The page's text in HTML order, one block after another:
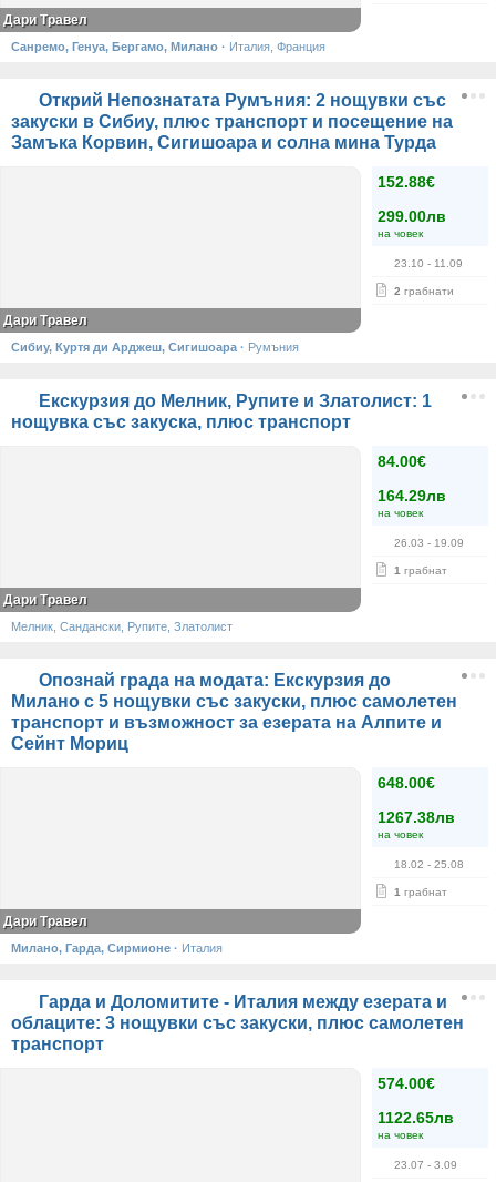
Дари Травел
Санремо, Генуа, Бергамо, Милано · Италия, Франция
Открий Непознатата Румъния: 2 нощувки със
закуски в Сибиу, плюс транспорт и посещение на
Замъка Корвин, Сигишоара и солна мина Турда
152.88€
299.00лв
на човек
23.10 - 11.09
2 грабнати
Дари Травел
Сибиу, Куртя ди Арджеш, Сигишоара · Румъния
Екскурзия до Мелник, Рупите и Златолист: 1
нощувка със закускa, плюс транспорт
84.00€
164.29лв
на човек
26.03 - 19.09
1 грабнат
Дари Травел
Мелник, Сандански, Рупите, Златолист
Опознай града на модата: Екскурзия до
Милано с 5 нощувки със закуски, плюс самолетен
транспорт и възможност за езерата на Алпите и
Сейнт Мориц
648.00€
1267.38лв
на човек
18.02 - 25.08
1 грабнат
Дари Травел
Милано, Гарда, Сирмионе · Италия
Гарда и Доломитите - Италия между езерата и
облаците: 3 нощувки със закуски, плюс самолетен
транспорт
574.00€
1122.65лв
на човек
23.07 - 3.09